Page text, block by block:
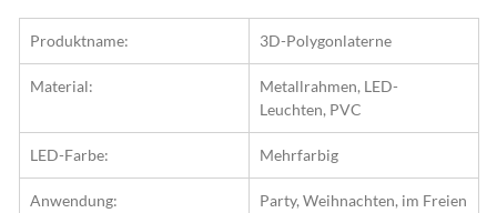
Produktname: 3D-Polygonlaterne
Material:
Metallrahmen, LED-
Leuchten, PVC
LED-Farbe: Mehrfarbig
Anwendung: Party, Weihnachten, im Freien